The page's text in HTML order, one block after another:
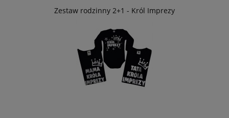
Zestaw rodzinny 2+1 - Król Imprezy